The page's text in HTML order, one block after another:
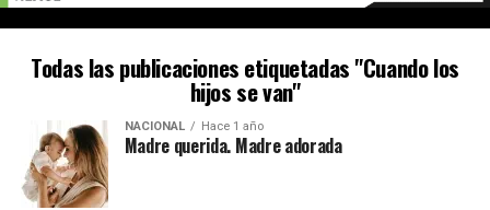
Todas las publicaciones etiquetadas "Cuando los
hijos se van"
NACIONAL Hace 1 año
Madre querida. Madre adorada